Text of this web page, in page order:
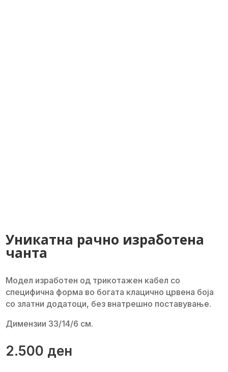
Уникатна рачно изработена
чанта
Модел изработен од трикотажен кабел со
специфична форма во богата клацично црвена боја
со златни додатоци, без внатрешно поставување.
Димензии 33/14/6 см.
2.500 ден